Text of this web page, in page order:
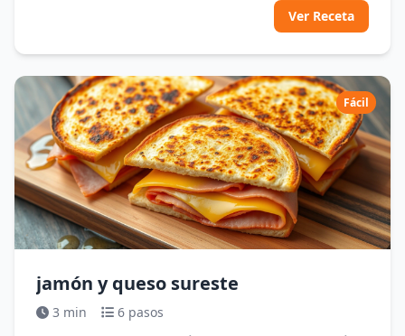
Ver Receta
Fácil
jamón y queso sureste
3 min
6 pasos